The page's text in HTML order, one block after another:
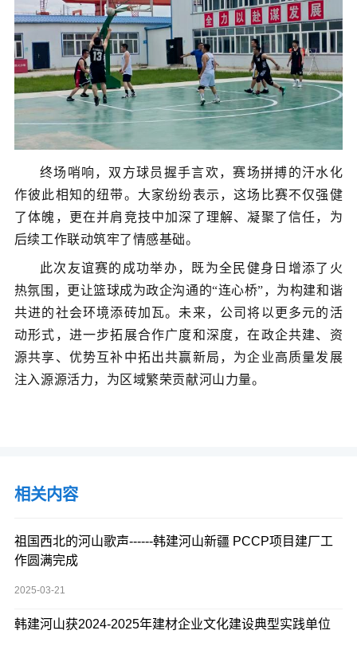
终场哨响，双方球员握手言欢，赛场拼搏的汗水化
作彼此相知的纽带。大家纷纷表示，这场比赛不仅强健
了体魄，更在并肩竞技中加深了理解、凝聚了信任，为
后续工作联动筑牢了情感基础。
此次友谊赛的成功举办，既为全民健身日增添了火
热氛围，更让篮球成为政企沟通的“连心桥”，为构建和谐
共进的社会环境添砖加瓦。未来， 公司将以更多元的活
动形式 ，进一步拓展合作广度和深度，在政企共建、资
源共享、优势互补中拓出共赢新局，为企业高质量发展
注入源源活力，为区域繁荣贡献河山力量。
相关内容
祖国西北的河山歌声------韩建河山新疆 PCCP项目建厂工
作圆满完成
2025-03-21
韩建河山获2024-2025年建材企业文化建设典型实践单位